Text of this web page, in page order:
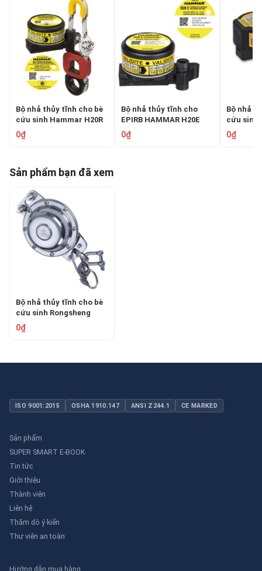
Bộ nhả thủy tĩnh cho bè
cứu sinh Hammar H20R
0₫
Bộ nhả thủy tĩnh cho
EPIRB HAMMAR H20E
0₫
Bộ nhả
cứu sinh
1R
0₫
Sản phẩm bạn đã xem
Bộ nhả thủy tĩnh cho bè
cứu sinh Rongsheng
JSQ-III
0₫
ISO 9001:2015 OSHA 1910.147 ANSI Z244.1 CE MARKED
Sản phẩm
SUPER SMART E-BOOK
Tin tức
Giới thiệu
Thành viên
Liên hệ
Thăm dò ý kiến
Thư viên an toàn
Hướng dẫn mua hàng